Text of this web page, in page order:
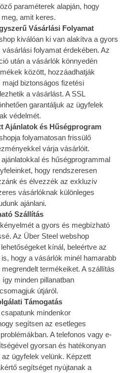
paraméterek alapján, hogy
amit keres.
Vásárlási Folyamat
kiválóan ki van alakítva a gyors
folyamat érdekében. Az
után a vásárlók könnyedén
között, hozzáadhatják
biztonságos fizetési
a vásárlást. A SSL
garantáljuk az ügyfelek
védelmét.
Ajánlatok és Hűségprogram
folyamatosan frissülő
várja vásárlóit.
és hűségprogrammal
hogy rendszeresen
és élvezzék az exkluzív
vásárlóknak különleges
ajánlani.
Szállítás
a gyors és megbízható
Az Über Steel webshop
kínál, beleértve az
hogy a vásárlók minél hamarabb
termékeiket. A szállítás
minden pillanatban
útjáról.
Támogatás
mindenkor
segítsen az esetleges
A telefonos vagy e-
gyorsan és hatékonyan
ügyfelek velünk. Képzett
segítséget nyújtanak a